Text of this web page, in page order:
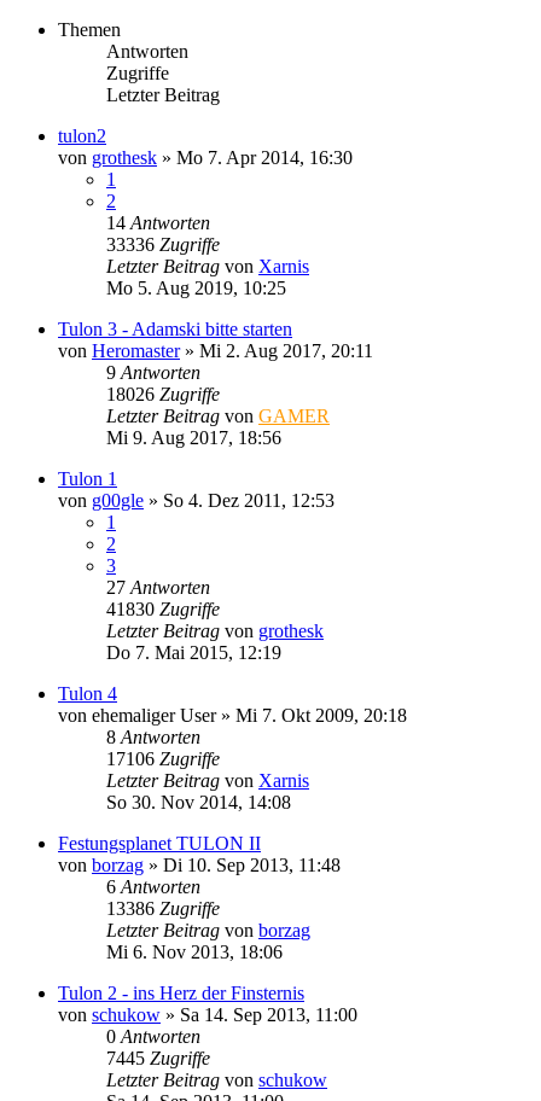
Themen
Antworten
Zugriffe
Letzter Beitrag
tulon2
von grothesk » Mo 7. Apr 2014, 16:30
1
2
14 Antworten
33336 Zugriffe
Letzter Beitrag von Xarnis
Mo 5. Aug 2019, 10:25
Tulon 3 - Adamski bitte starten
von Heromaster» Mi 2. Aug 2017, 20:11
9 Antworten
18026 Zugriffe
Letzter Beitrag von GAMER
Mi 9. Aug 2017, 18:56
Tulon 1
von g00gle » So 4. Dez 2011, 12:53
1
2
3
27 Antworten
41830 Zugriffe
Letzter Beitrag von grothesk
Do 7. Mai 2015, 12:19
Tulon 4
von ehemaliger User» Mi 7. Okt 2009, 20:18
8 Antworten
17106 Zugriffe
Letzter Beitrag von Xarnis
So 30. Nov 2014, 14:08
Festungsplanet TULON II
von borzag » Di 10. Sep 2013, 11:48
6 Antworten
13386 Zugriffe
Letzter Beitrag von borzag
Mi 6. Nov 2013, 18:06
Tulon 2 - ins Herz der Finsternis
von schukow » Sa 14. Sep 2013, 11:00
0 Antworten
7445 Zugriffe
Letzter Beitrag von schukow